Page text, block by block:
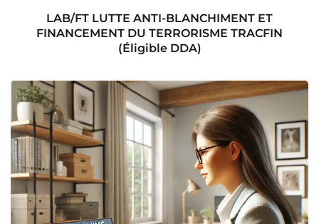
LAB/FT LUTTE ANTI-BLANCHIMENT ET
FINANCEMENT DU TERRORISME TRACFIN
(Éligible DDA)